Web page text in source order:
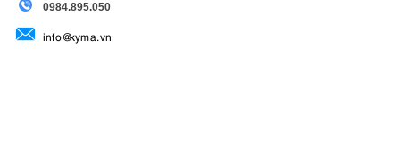
0984.895.050
info@kyma.vn